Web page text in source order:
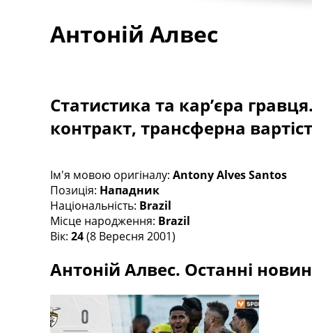
Турніри
Англія. Прем’єр-Ліга
Іспанія. Ла Ліга
Ще Турніри >>>
Чемпіонат Світу. Турнирні таблиці
Таблиця УПЛ
Перша Ліга
Таблиця АПЛ
Таблиця Ла Ліги
Всі таблиці >>>
Рейтинги
Рейтинг країн УЄФА
Рейтинг клубів УЄФА
Рейтинг ФІФА
Антоній Алвес
Статистика та кар’єра
контракт, трансферна
Ім'я мовою оригіналу: Antony Alves Santos
Позиція: Нападник
Національність: Brazil
Місце народження: Brazil
Вік: 24(8 Вересня 2001)
Антоній Алвес. Останні